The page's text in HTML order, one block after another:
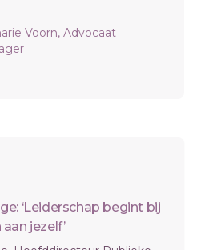
Voorn, Advocaat
‘Leiderschap begint bij
jezelf’